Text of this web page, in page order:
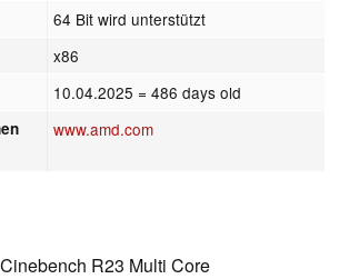
64 Bit wird unterstützt
x86
10.04.2025 = 486 days old
www.amd.com
R23 Multi Core